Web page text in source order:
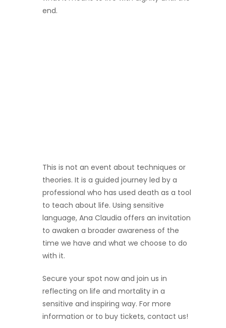
end.
This is not an event about techniques or
theories. It is a guided journey led by a
professional who has used death as a tool
to teach about life. Using sensitive
language, Ana Claudia offers an invitation
to awaken a broader awareness of the
time we have and what we choose to do
with it.
Secure your spot now and join us in
reflecting on life and mortality in a
sensitive and inspiring way. For more
information or to buy tickets, contact us!